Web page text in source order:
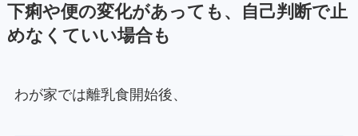
下痢や便の変化があっても、自己判断で止
めなくていい場合も
わが家では離乳食開始後、